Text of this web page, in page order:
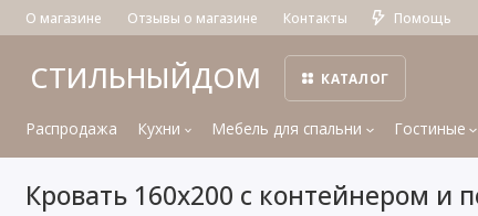
О магазине Отзывы о магазине Контакты Помощь
СТИЛЬНЫЙДОМ КАТАЛОГ
Распродажа Кухни Мебель для спальни Гостиные
Кровать 160x200 c контейнером